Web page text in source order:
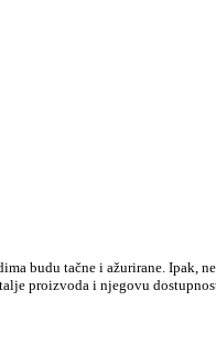
budu tačne i ažurirane. Ipak,
proizvoda i njegovu